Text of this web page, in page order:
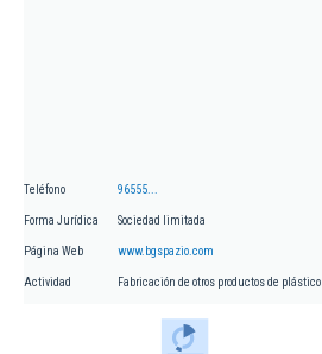
Teléfono 96555...
Forma Jurídica Sociedad limitada
Página Web www.bgspazio.com
Actividad Fabricación de otros productos de plástico